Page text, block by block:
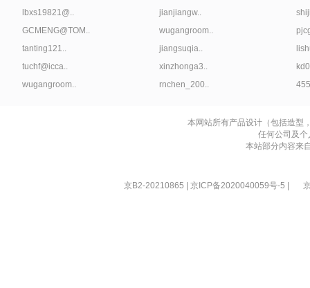
lbxs19821@..
jianjiangw..
GCMENG@TOM..
wugangroom..
tanting121..
jiangsuqia..
tuchf@icca..
xinzhonga3..
wugangroom..
rnchen_200..
本网站所有产品设计（包括造型
任何公司及
本站部分内容来
京B2-20210865 京ICP备2020040059号-5